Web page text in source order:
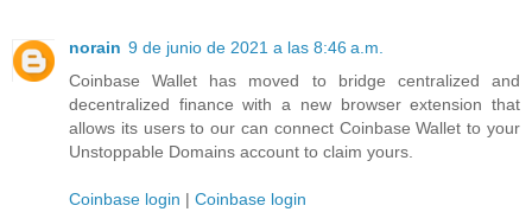
norain 9 de junio de 2021 a las 8:46 a.m.
Coinbase Wallet has moved to bridge centralized and
decentralized finance with a new browser extension that
allows its users to our can connect Coinbase Wallet to your
Unstoppable Domains account to claim yours.
Coinbase login | Coinbase login